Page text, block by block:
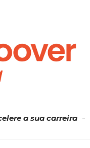
a sua carreira